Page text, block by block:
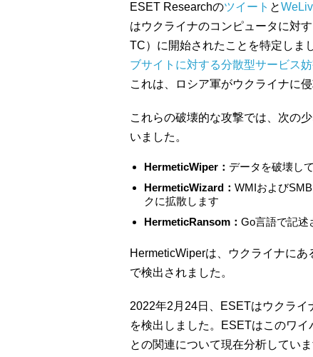
ESET Researchのツイート と
はウクライナのコンピュータに対
TC）に開始されたことを特定しま
ブサイトに対する分散型サービス
これは、ロシア軍がウクライナに
これらの破壊的な攻撃では、次の
いました。
HermeticWiper： データを破壊し
HermeticWizard： WMIおよび
クに拡散します
HermeticRansom： Go言語で記述
HermeticWiperは、ウクライナに
で検出されました。
2022年2月24日、ESETはウクラ
を検出しました。ESETはこのワ
との関連について現在分析してい